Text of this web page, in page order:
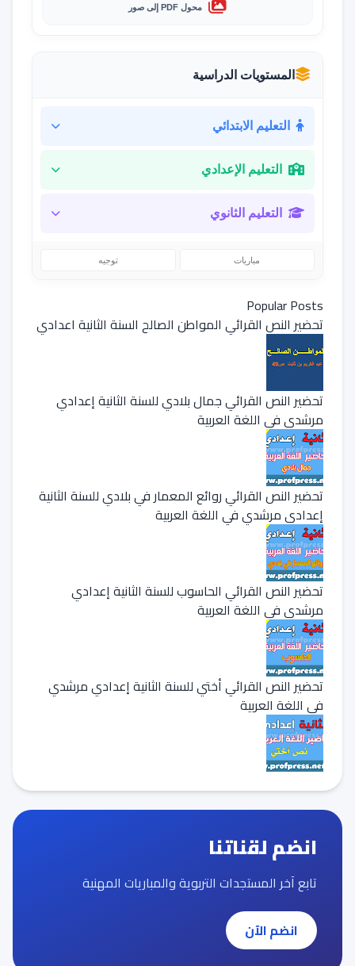
محول PDF إلى صور
المستويات الدراسية
التعليم الابتدائي
التعليم الإعدادي
التعليم الثانوي
مباريات توجيه
Popular Posts
تحضير النص القرائي المواطن الصالح السنة الثانية اعدادي
تحضير النص القرائي جمال بلادي للسنة الثانية إعدادي
مرشدي في اللغة العربية
تحضير النص القرائي روائع المعمار في بلادي للسنة الثانية
إعدادي مرشدي في اللغة العربية
تحضير النص القرائي الحاسوب للسنة الثانية إعدادي
مرشدي في اللغة العربية
تحضير النص القرائي أختي للسنة الثانية إعدادي مرشدي
في اللغة العربية
انضم لقناتنا
تابع آخر المستجدات التربوية والمباريات المهنية
انضم الآن